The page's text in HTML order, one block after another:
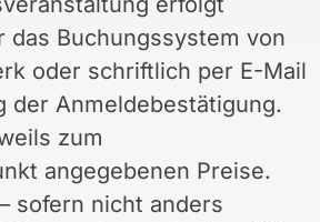
das Buchungssystem von
oder schriftlich per E-Mail
der Anmeldebestätigung.
zum
angegebenen Preise.
sofern nicht anders